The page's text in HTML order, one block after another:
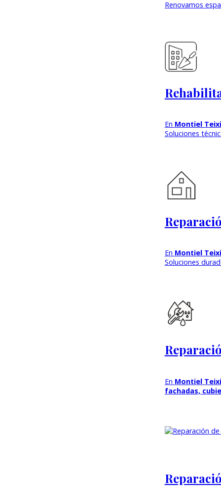
Renovamos
En Montiel
Soluciones
En Montiel
Soluciones
En Montiel
fachadas,